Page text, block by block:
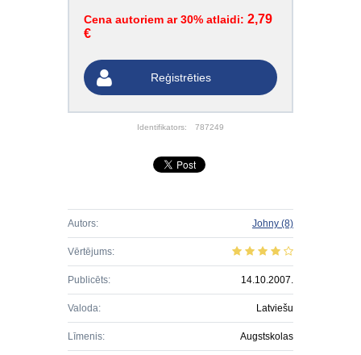
Cena autoriem ar 30% atlaidi: 2,79
€
Reģistrēties
Identifikators: 787249
Autors: Johny (8)
Vērtējums:
Publicēts: 14.10.2007.
Valoda: Latviešu
Līmenis: Augstskolas